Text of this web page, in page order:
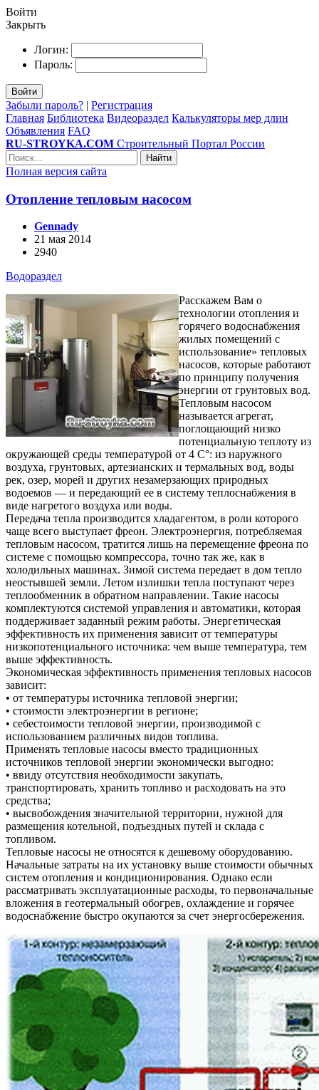
Войти
Закрыть
Логин:
Пароль:
Войти
Забыли пароль? | Регистрация
Главная Библиотека Видеораздел Калькуляторы мер длин
Объявления FAQ
RU-STROYKA.COM Строительный Портал России
Найти
Полная версия сайта
Отопление тепловым насосом
Gennady
21 мая 2014
2940
Водораздел
Расскажем Вам о
технологии отопления и
горячего водоснабжения
жилых помещений с
использование» тепловых
насосов, которые работают
по принципу получения
энергии от грунтовых вод.
Тепловым насосом
называется агрегат,
поглощающий низко
потенциальную теплоту из
окружающей среды температурой от 4 С°: из наружного
воздуха, грунтовых, артезианских и термальных вод, воды
рек, озер, морей и других незамерзающих природных
водоемов — и передающий ее в систему теплоснабжения в
виде нагретого воздуха или воды.
Передача тепла производится хладагентом, в роли которого
чаще всего выступает фреон. Электроэнергия, потребляемая
тепловым насосом, тратится лишь на перемещение фреона по
системе с помощью компрессора, точно так же, как в
холодильных машинах. Зимой система передает в дом тепло
неостывшей земли. Летом излишки тепла поступают через
теплообменник в обратном направлении. Такие насосы
комплектуются системой управления и автоматики, которая
поддерживает заданный режим работы. Энергетическая
эффективность их применения зависит от температуры
низкопотенциального источника: чем выше температура, тем
выше эффективность.
Экономическая эффективность применения тепловых насосов
зависит:
• от температуры источника тепловой энергии;
• стоимости электроэнергии в регионе;
• себестоимости тепловой энергии, производимой с
использованием различных видов топлива.
Применять тепловые насосы вместо традиционных
источников тепловой энергии экономически выгодно:
• ввиду отсутствия необходимости закупать,
транспортировать, хранить топливо и расходовать на это
средства;
• высвобождения значительной территории, нужной для
размещения котельной, подъездных путей и склада с
топливом.
Тепловые насосы не относятся к дешевому оборудованию.
Начальные затраты на их установку выше стоимости обычных
систем отопления и кондиционирования. Однако если
рассматривать эксплуатационные расходы, то первоначальные
вложения в геотермальный обогрев, охлаждение и горячее
водоснабжение быстро окупаются за счет энергосбережения.